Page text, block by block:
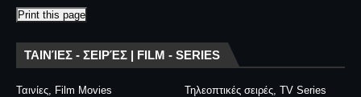
Print this page
ΤΑΙΝΊΕΣ - ΣΕΙΡΈΣ | FILM - SERIES
Ταινίες, Film Movies Τηλεοπτικές σειρές, TV Series